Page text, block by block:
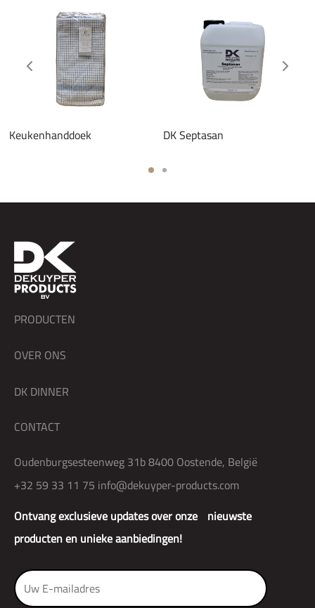
Keukenhanddoek DK Septasan
Ontvang exclusieve updates over onze nieuwste
producten en unieke aanbiedingen!
PRODUCTEN
OVER ONS
DK DINNER
CONTACT
Oudenburgsesteenweg 31b 8400 Oostende, België
+32 59 33 11 75 info@dekuyper-products.com